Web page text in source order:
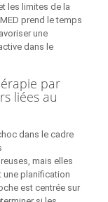
les limites de la
prend le temps
une
dans le
par
liées au
dans le cadre
mais elles
une planification
est centrée sur